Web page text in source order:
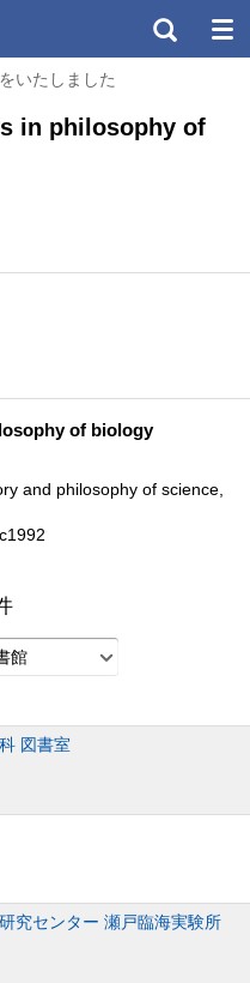
いたしました
in philosophy of
of biology
and philosophy of science,
館
図書室
究センター 瀬戸臨海実験所